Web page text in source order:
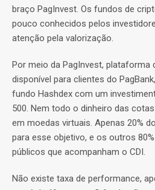
braço PagInvest. Os fundos de
pouco conhecidos pelos
atenção pela valorização.
Por meio da PagInvest, plataforma
disponível para clientes do
fundo Hashdex com um
500. Nem todo o dinheiro das
em moedas virtuais. Apenas 20%
para esse objetivo, e os outros
públicos que acompanham o CDI.
Não existe taxa de performance,